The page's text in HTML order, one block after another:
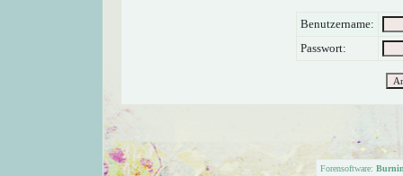
Benutzername:
Passwort:
Forensoftware: